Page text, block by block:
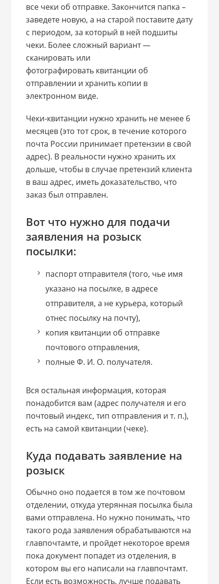
все чеки об отправке. Закончится папка –
заведете новую, а на старой поставите дату
с периодом, за который в ней подшиты
чеки. Более сложный вариант —
сканировать или
фотографировать квитанции об
отправлении и хранить копии в
электронном виде.
Чеки-квитанции нужно хранить не менее 6
месяцев (это тот срок, в течение которого
почта России принимает претензии в свой
адрес). В реальности нужно хранить их
дольше, чтобы в случае претензий клиента
в ваш адрес, иметь доказательство, что
заказ был отправлен.
Вот что нужно для подачи
заявления на розыск
посылки:
паспорт отправителя (того, чье имя
указано на посылке, в адресе
отправителя, а не курьера, который
отнес посылку на почту),
копия квитанции об отправке
почтового отправления,
полные Ф. И. О. получателя.
Вся остальная информация, которая
понадобится вам (адрес получателя и его
почтовый индекс, тип отправления и т. п.),
есть на самой квитанции (чеке).
Куда подавать заявление на
розыск
Обычно оно подается в том же почтовом
отделении, откуда утерянная посылка была
вами отправлена. Но нужно понимать, что
такого рода заявления обрабатываются на
главпочтамте, и пройдет некоторое время
пока документ попадет из отделения, в
котором вы его написали на главпочтамт.
Если есть возможность, лучше подавать